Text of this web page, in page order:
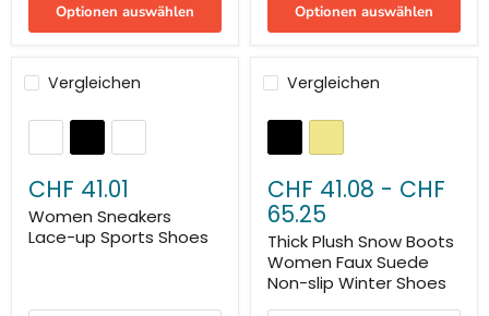
Optionen auswählen Optionen auswählen
Vergleichen
CHF 41.01
Women Sneakers
Lace-up Sports Shoes
Vergleichen
CHF 41.08 - CHF
65.25
Thick Plush Snow Boots
Women Faux Suede
Non-slip Winter Shoes